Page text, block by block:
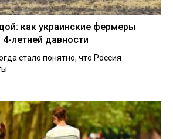
как украинские фермеры
летней давности
стало понятно, что Россия